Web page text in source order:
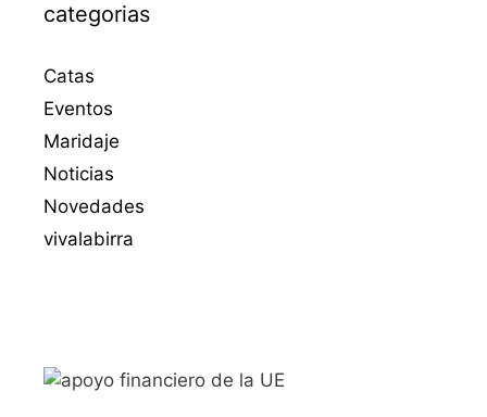
categorias
Catas
Eventos
Maridaje
Noticias
Novedades
vivalabirra